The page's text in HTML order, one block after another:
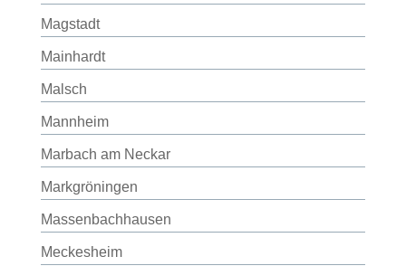
Magstadt
Mainhardt
Malsch
Mannheim
Marbach am Neckar
Markgröningen
Massenbachhausen
Meckesheim